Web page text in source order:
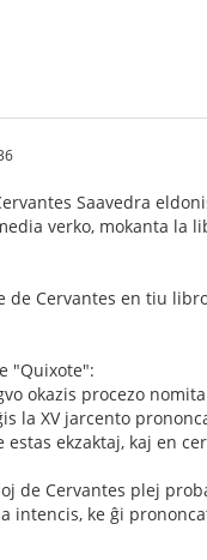
Saavedra
verko, mokanta la
de Cervantes en tiu
"Quixote":
okazis procezo
la XV jarcento
estas ekzaktaj, kaj en
de Cervantes plej
intencis, ke ĝi